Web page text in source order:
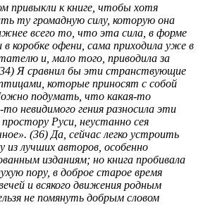
привыкли к книге, чтобы хотя
ту громадную силу, которую она
всего то, что эта сила, в форме
коробке офени, сама приходила уже в
и, мало того, приводила за
Я сравнил бы эти странствующие
которые приносят с собой
подумать, что какая-то
то невидимого гения разносила эти
Руси, неустанно сея
(36) Да, сейчас легко устроить
лучших авторов, особенно
изданиям; но книга пробивала
пору, в доброе старое время
и всякого движения родным
не помянуть добрым словом